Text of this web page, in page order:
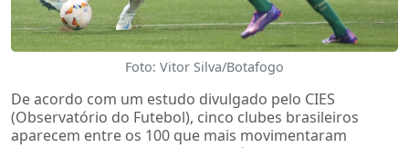
Foto: Vitor Silva/Botafogo
De acordo com um estudo divulgado pelo CIES
(Observatório do Futebol), cinco clubes brasileiros
aparecem entre os 100 que mais movimentaram